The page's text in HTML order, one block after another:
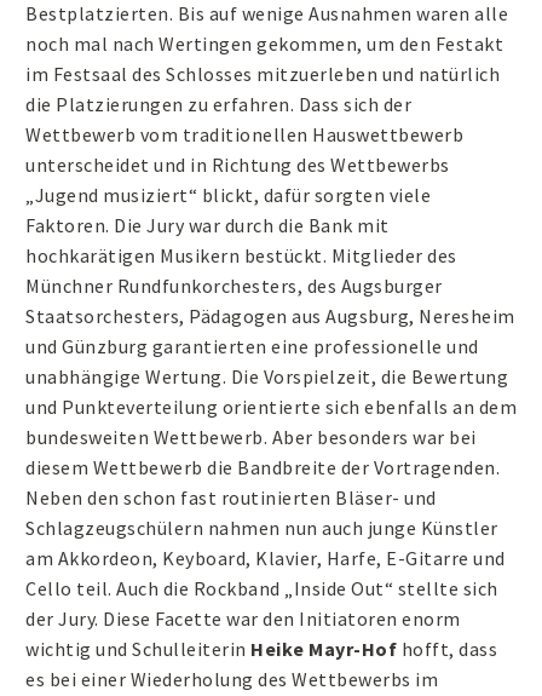
Bestplatzierten. Bis auf wenige Ausnahmen waren alle
noch mal nach Wertingen gekommen, um den Festakt
im Festsaal des Schlosses mitzuerleben und natürlich
die Platzierungen zu erfahren. Dass sich der
Wettbewerb vom traditionellen Hauswettbewerb
unterscheidet und in Richtung des Wettbewerbs
„Jugend musiziert“ blickt, dafür sorgten viele
Faktoren. Die Jury war durch die Bank mit
hochkarätigen Musikern bestückt. Mitglieder des
Münchner Rundfunkorchesters, des Augsburger
Staatsorchesters, Pädagogen aus Augsburg, Neresheim
und Günzburg garantierten eine professionelle und
unabhängige Wertung. Die Vorspielzeit, die Bewertung
und Punkteverteilung orientierte sich ebenfalls an dem
bundesweiten Wettbewerb. Aber besonders war bei
diesem Wettbewerb die Bandbreite der Vortragenden.
Neben den schon fast routinierten Bläser- und
Schlagzeugschülern nahmen nun auch junge Künstler
am Akkordeon, Keyboard, Klavier, Harfe, E-Gitarre und
Cello teil. Auch die Rockband „Inside Out“ stellte sich
der Jury. Diese Facette war den Initiatoren enorm
wichtig und Schulleiterin Heike Mayr-Hof hofft, dass
es bei einer Wiederholung des Wettbewerbs im